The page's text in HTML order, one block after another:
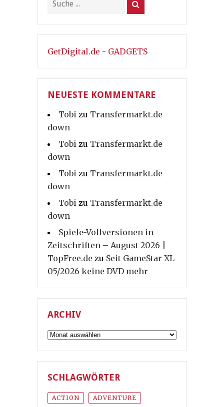
GetDigital.de - GADGETS
NEUESTE KOMMENTARE
Tobi zu Transfermarkt.de
down
Tobi zu Transfermarkt.de
down
Tobi zu Transfermarkt.de
down
Tobi zu Transfermarkt.de
down
Spiele-Vollversionen in
Zeitschriften – August 2026 |
TopFree.de zu Seit GameStar XL
05/2026 keine DVD mehr
ARCHIV
Archiv
SCHLAGWÖRTER
ACTION ADVENTURE